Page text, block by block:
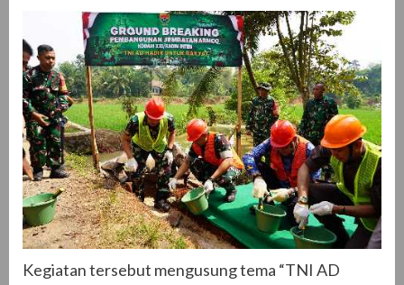
Kegiatan tersebut mengusung tema “TNI AD